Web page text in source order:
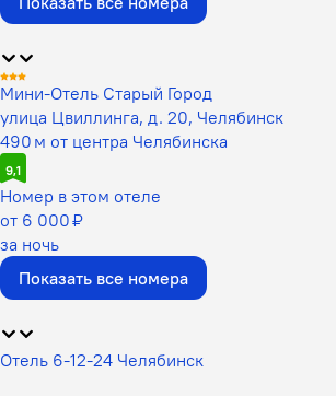
Мини-Отель Старый Город
улица Цвиллинга, д. 20, Челябинск
490 м от центра Челябинска
9,1
Номер в этом отеле
от 6 000 ₽
за ночь
Показать все номера
Отель 6-12-24 Челябинск